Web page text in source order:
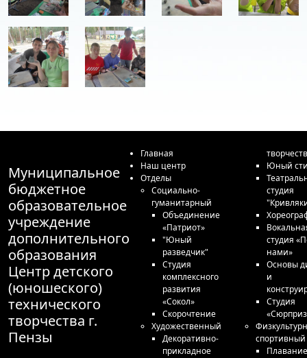
Муниципальное
бюджетное
образовательное
учреждение
дополнительного
образования
Центр детского
(юношеского)
технического
творчества г.
Пензы
Главная
Наш центр
Отделы
Социально-
гуманитарный
Объединение
«Патриот»
"Юный
разведчик"
Студия
комплексного
развития
«Сокол»
Скорочтение
Художественный
Декоративно-
прикладное
Юный
студия
студия
нами»
Основы
и
Студия
спортивный
Плавание